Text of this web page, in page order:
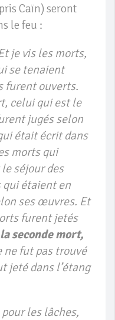
Caïn) seront
le feu :
je vis les morts,
se tenaient
furent ouverts.
celui qui est le
jugés selon
était écrit dans
morts qui
séjour des
étaient en
ses œuvres. Et
furent jetés
la seconde mort,
ne fut pas trouvé
jeté dans l’étang
les lâches,